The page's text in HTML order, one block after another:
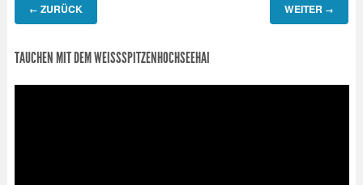
← ZURÜCK WEITER →
TAUCHEN MIT DEM WEISSSPITZENHOCHSEEHAI